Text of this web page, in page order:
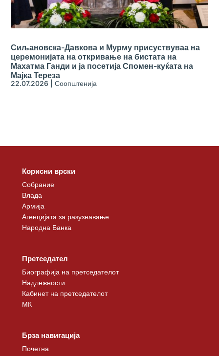
Сиљановска-Давкова и Мурму присуствуваа на
церемонијата на откривање на бистата на
Махатма Ганди и ја посетија Спомен-куќата на
Мајка Тереза
22.07.2026 |Соопштенија
Корисни врски
Собрание
Влада
Армија
Агенцијата за разузнавање
Народна Банка
Претседател
Биографија на претседателот
Надлежности
Кабинет на претседателот
МК
Брза навигација
Почетна